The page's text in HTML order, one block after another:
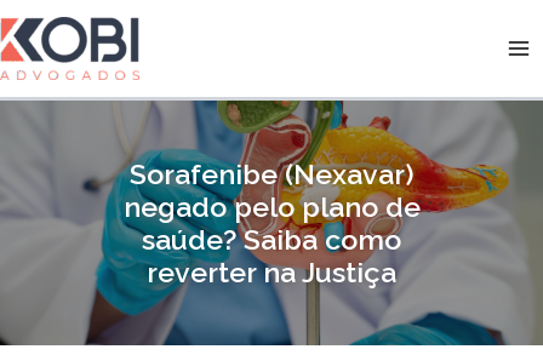
para
o
conteúdo
Sorafenibe (Nexavar)
negado pelo plano de
saúde? Saiba como
reverter na Justiça